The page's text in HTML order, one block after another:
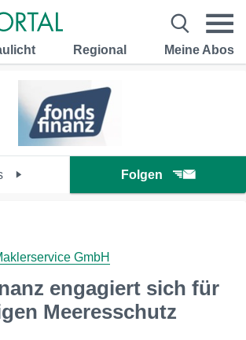
Regional Meine Abos
Folgen
GmbH
engagiert sich für
Meeresschutz